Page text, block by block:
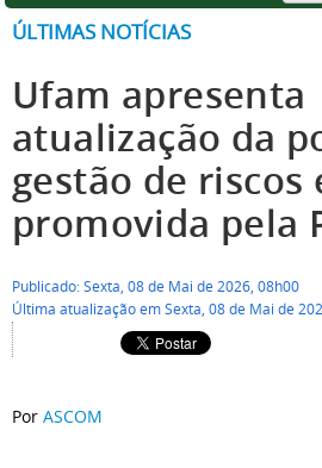
ÚLTIMAS NOTÍCIAS
Ufam apresenta
atualização da
gestão de riscos
promovida pela
Publicado: Sexta, 08 de Mai de 2026, 08h00
Última atualização em Sexta, 08 de Mai de
Por ASCOM